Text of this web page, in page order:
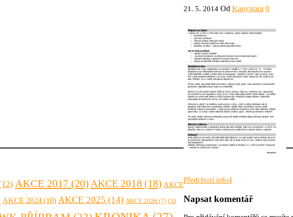
21. 5. 2014 Od Kanyatara 0
Navigace
pro
příspěvek
Předchozí
článek
Předchozí info4
Napsat komentář
AKCE 2017 (20)AKCE 2018 (18) AKCE
AKCE 2024 (10) AKCE 2025 (14) AKCE 2026 (7) CO